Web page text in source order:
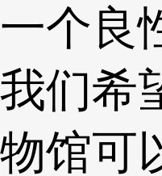
一个良
我们希
物馆可